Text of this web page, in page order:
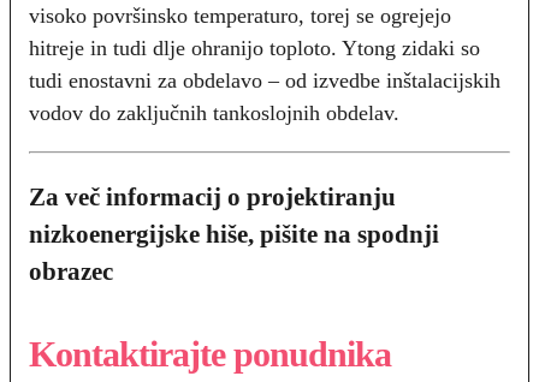
visoko površinsko temperaturo, torej se ogrejejo
hitreje in tudi dlje ohranijo toploto. Ytong zidaki so
tudi enostavni za obdelavo – od izvedbe inštalacijskih
vodov do zaključnih tankoslojnih obdelav.
Za več informacij o projektiranju
nizkoenergijske hiše, pišite na spodnji
obrazec
Kontaktirajte ponudnika